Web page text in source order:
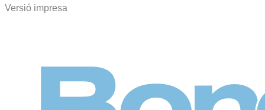
Versió impresa